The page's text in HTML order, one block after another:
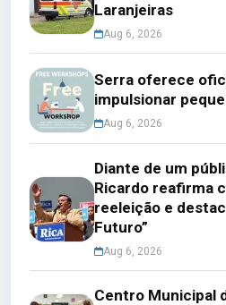
Laranjeiras
Aug 6, 2026
Serra oferece
impulsionar
Aug 6, 2026
Diante de um
Ricardo reafirma
reeleição e
Futuro”
Aug 6, 2026
Centro Municipal